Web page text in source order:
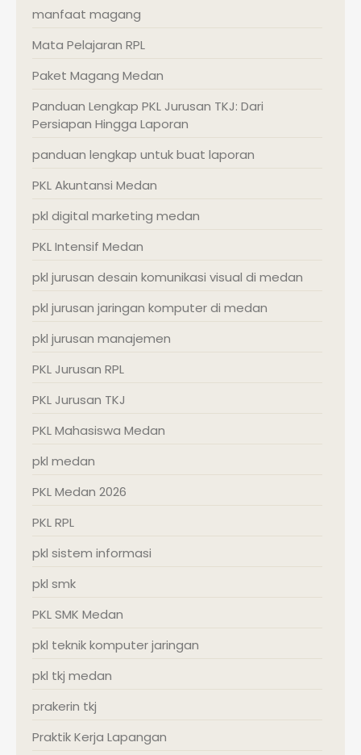
manfaat magang
Mata Pelajaran RPL
Paket Magang Medan
Panduan Lengkap PKL Jurusan TKJ: Dari
Persiapan Hingga Laporan
panduan lengkap untuk buat laporan
PKL Akuntansi Medan
pkl digital marketing medan
PKL Intensif Medan
pkl jurusan desain komunikasi visual di medan
pkl jurusan jaringan komputer di medan
pkl jurusan manajemen
PKL Jurusan RPL
PKL Jurusan TKJ
PKL Mahasiswa Medan
pkl medan
PKL Medan 2026
PKL RPL
pkl sistem informasi
pkl smk
PKL SMK Medan
pkl teknik komputer jaringan
pkl tkj medan
prakerin tkj
Praktik Kerja Lapangan